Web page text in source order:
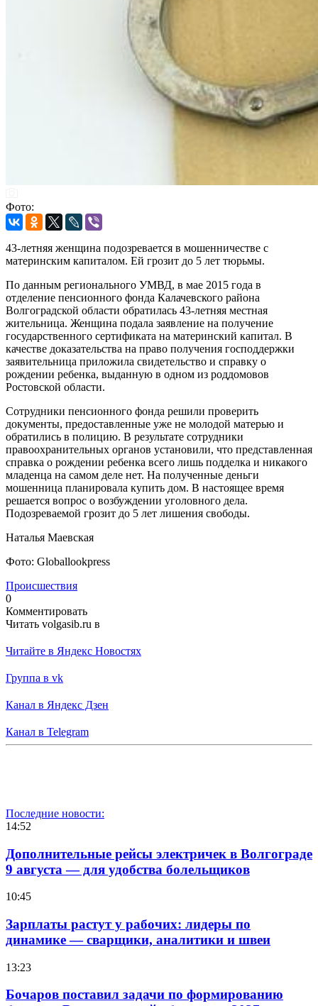
Фото:
43-летняя женщина подозревается в мошенничестве с
материнским капиталом. Ей грозит до 5 лет тюрьмы.
По данным регионального УМВД, в мае 2015 года в
отделение пенсионного фонда Калачевского района
Волгоградской области обратилась 43-летняя местная
жительница. Женщина подала заявление на получение
государственного сертификата на материнский капитал. В
качестве доказательства на право получения господдержки
заявительница приложила свидетельство и справку о
рождении ребенка, выданную в одном из роддомовов
Ростовской области.
Сотрудники пенсионного фонда решили проверить
документы, предоставленные уже не молодой матерью и
обратились в полицию. В результате сотрудники
правоохранительных органов установили, что представленная
справка о рождении ребенка всего лишь подделка и никакого
младенца на самом деле нет. На полученные деньги
мошенница планировала купить дом. В настоящее время
решается вопрос о возбуждении уголовного дела.
Подозреваемой грозит до 5 лет лишения свободы.
Наталья Маевская
Фото: Globallookpress
Происшествия
0
Комментировать
Читать volgasib.ru в
Читайте в Яндекс Новостях
Группа в vk
Канал в Яндекс Дзен
Канал в Telegram
Последние новости:
14:52
Дополнительные рейсы электричек в Волгограде
9 августа — для удобства болельщиков
10:45
Зарплаты растут у рабочих: лидеры по
динамике — сварщики, аналитики и швеи
13:23
Бочаров поставил задачи по формированию